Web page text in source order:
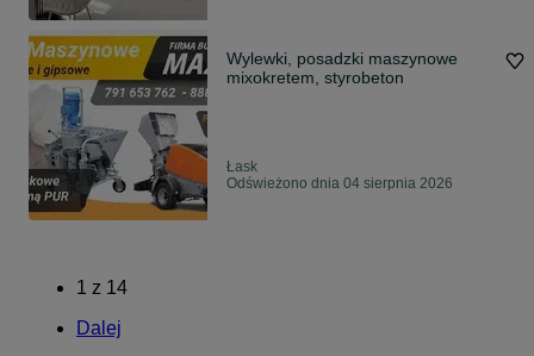
Wylewki, posadzki maszynowe
mixokretem, styrobeton
Łask
Odświeżono dnia 04 sierpnia 2026
1 z 14
Dalej